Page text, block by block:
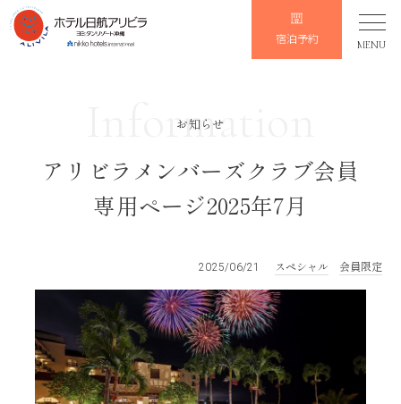
宿泊予約 MENU
Information
お知らせ
アリビラメンバーズクラブ会員
専用ページ2025年7月
2025/06/21 スペシャル 会員限定